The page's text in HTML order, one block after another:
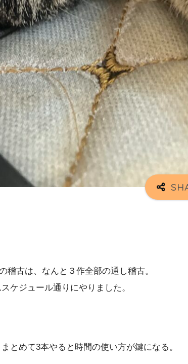
稽古は、なんと３作全部の通し稽古。
ケジュール通りにやりました。
とめて3本やると時間の使い方が鍵になる。